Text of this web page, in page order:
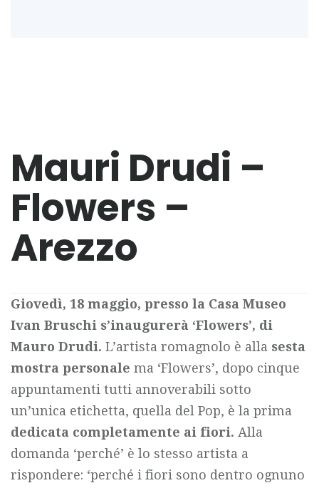
Mauri Drudi –
Flowers –
Arezzo
Giovedì, 18 maggio, presso la Casa Museo
Ivan Bruschi s’inaugurerà ‘Flowers’, di
Mauro Drudi. L’artista romagnolo è alla sesta
mostra personale ma ‘Flowers’, dopo cinque
appuntamenti tutti annoverabili sotto
un’unica etichetta, quella del Pop, è la prima
dedicata completamente ai fiori. Alla
domanda ‘perché’ è lo stesso artista a
rispondere: ‘perché i fiori sono dentro ognuno